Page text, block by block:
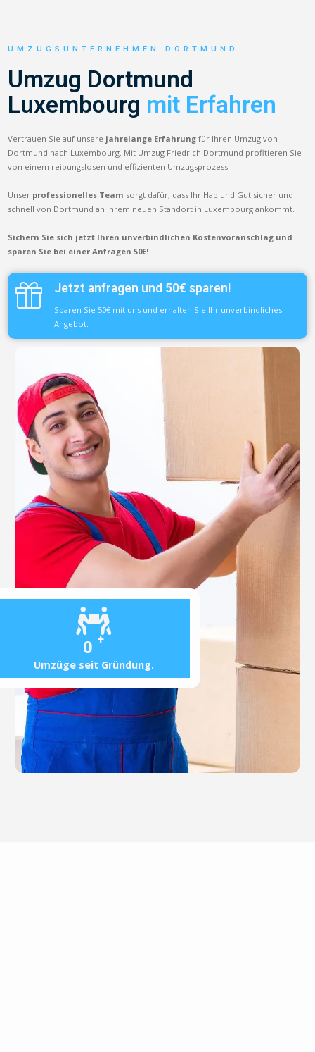
0 +
Umzüge seit Gründung.
UMZUGSUNTERNEHMEN DORTMUND
Umzug Dortmund
Luxembourg mit Erfahren
Vertrauen Sie auf unsere jahrelange Erfahrung für Ihren Umzug von
Dortmund nach Luxembourg. Mit Umzug Friedrich Dortmund profitieren Sie
von einem reibungslosen und effizienten Umzugsprozess.
Unser professionelles Team sorgt dafür, dass Ihr Hab und Gut sicher und
schnell von Dortmund an Ihrem neuen Standort in Luxembourg ankommt.
Sichern Sie sich jetzt Ihren unverbindlichen Kostenvoranschlag und
sparen Sie bei einer Anfragen 50€!
Jetzt anfragen und 50€ sparen!
Sparen Sie 50€ mit uns und erhalten Sie Ihr unverbindliches
Angebot.